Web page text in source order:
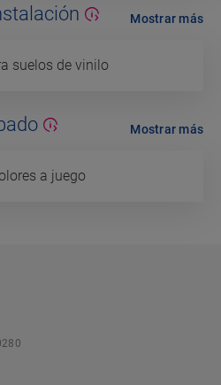
suelos de vinilo
Mostrar más
a juego
Mostrar más